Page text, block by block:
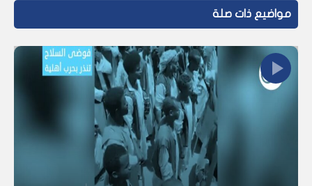
مواضيع ذات صلة